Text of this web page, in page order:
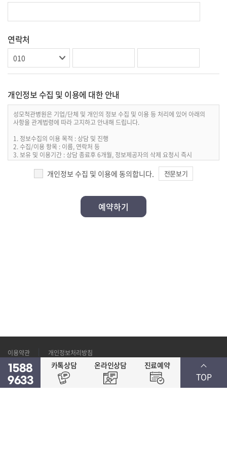
연락처
개인정보 수집 및 이용에 대한 안내
성모척관병원은 기업/단체 및 개인의 정보 수집 및 이용 등 처리에 있어 아래의
사항을 관계법령에 따라 고지하고 안내해 드립니다.
1. 정보수집의 이용 목적 : 상담 및 진행
2. 수집/이용 항목 : 이름, 연락처 등
3. 보유 및 이용기간 : 상담 종료후 6개월, 정보제공자의 삭제 요청시 즉시
4. 개인정보처리담당 : 전화 1588-9633
개인정보 수집 및 이용에 동의합니다. 전문보기
1588
9633
카톡상담 온라인상담 진료예약
TOP
이용약관 개인정보처리방침